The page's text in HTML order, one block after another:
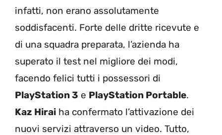
infatti, non erano assolutamente
soddisfacenti. Forte delle dritte ricevute e
di una squadra preparata, l’azienda ha
superato il test nel migliore dei modi,
facendo felici tutti i possessori di
PlayStation 3 e PlayStation Portable.
Kaz Hirai ha confermato l’attivazione dei
nuovi servizi attraverso un video. Tutto,